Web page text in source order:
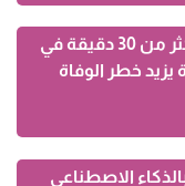
الجلوس لأكثر من 30 دقيقة في
يزيد خطر الوفاة
الاصطناعي